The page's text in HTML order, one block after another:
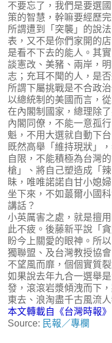
不要忘了，我們是要選
策的智慧，幹嘛要經歷
所謂遭到「突襲」的說
表，又不是你們家開的
是看不下去的能人。其
談憲改、美豬、兩岸，
志；充耳不聞的人，是
所謂下屬挑戰是不合政
以總統制的美國而言，
在內閣制國家，總理除
內閣同僚，不能一意孤
魁，不用大選就自動下
既然高舉「維持現狀」
自限，不能積極為台灣
槍」、將自己塑造成「
昧，唯唯諾諾自甘小媳
坐下來，不如蕞爾小國
講話？
小英厲害之處，就是擅
此不疲。後藤新平說「
盼今上關愛的眼神。所
獨聯盟、及台灣教授協
不望風而靡，個個實質裂
如果說去年九合一選舉
發，滾滾岩漿傾洩而下
東去、浪淘盡千古風流人
本文轉載自《台灣時報》
Source: 民報／專欄